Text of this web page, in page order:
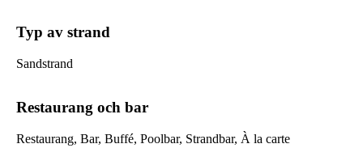
Typ av strand
Sandstrand
Restaurang och bar
Restaurang, Bar, Buffé, Poolbar, Strandbar, À la carte